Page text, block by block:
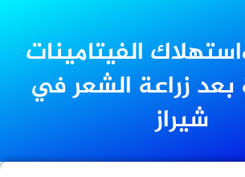
الفيتامينات
بعد زراعة الشعر في
شيراز